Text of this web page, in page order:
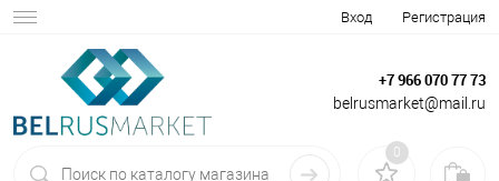
Вход Регистрация
+7 966 070 77 73
belrusmarket@mail.ru
0